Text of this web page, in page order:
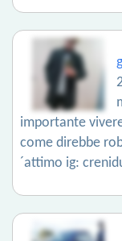
importante
come direbbe
´attimo ig: